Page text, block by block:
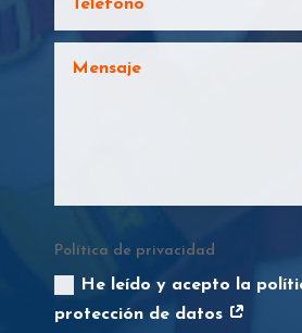
Política de privacidad
He leído y acepto la
protección de datos